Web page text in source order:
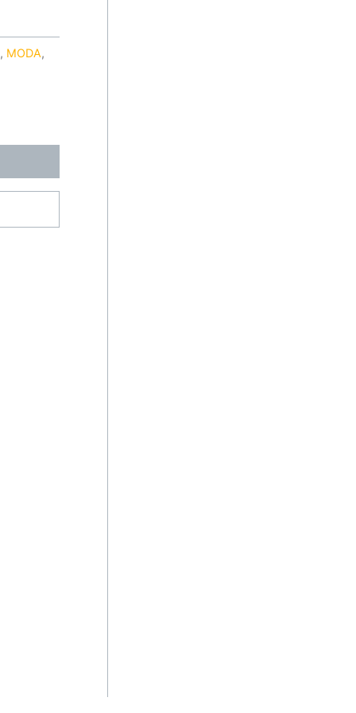
, MODA,